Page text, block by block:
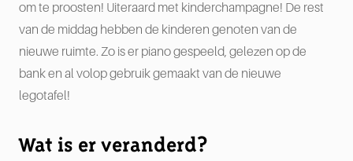
om te proosten! Uiteraard met kinderchampagne! De rest
van de middag hebben de kinderen genoten van de
nieuwe ruimte. Zo is er piano gespeeld, gelezen op de
bank en al volop gebruik gemaakt van de nieuwe
legotafel!
Wat is er veranderd?